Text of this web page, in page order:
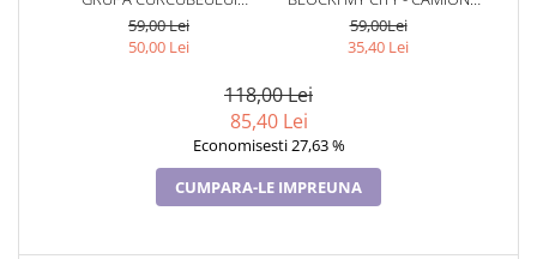
PENTRU ELEVI CLASA 4 SAU
GRADINITA ABS1083
59,00 Lei
50,00 Lei
(163 PIESE)
59,00Lei
35,40 Lei
118,00 Lei
85,40 Lei
Economisesti 27,63 %
CUMPARA-LE IMPREUNA